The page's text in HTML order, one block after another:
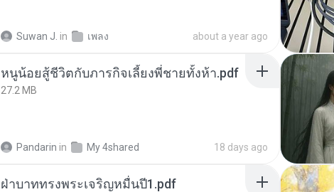
Suwan J. in เพลง about a year ago
หนูน้อยสู้ชีวิตกับภารกิจเลี้ยงพี่ชายทั้งห้า.pdf
27.2 MB
Pandarin in My 4shared 18 days ago
ฝ่าบาททรงพระเจริญหมื่นปี1.pdf